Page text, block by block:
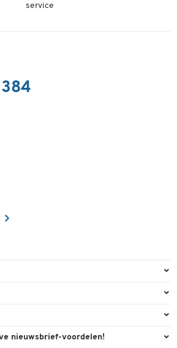
service
nieuwsbrief-voordelen!